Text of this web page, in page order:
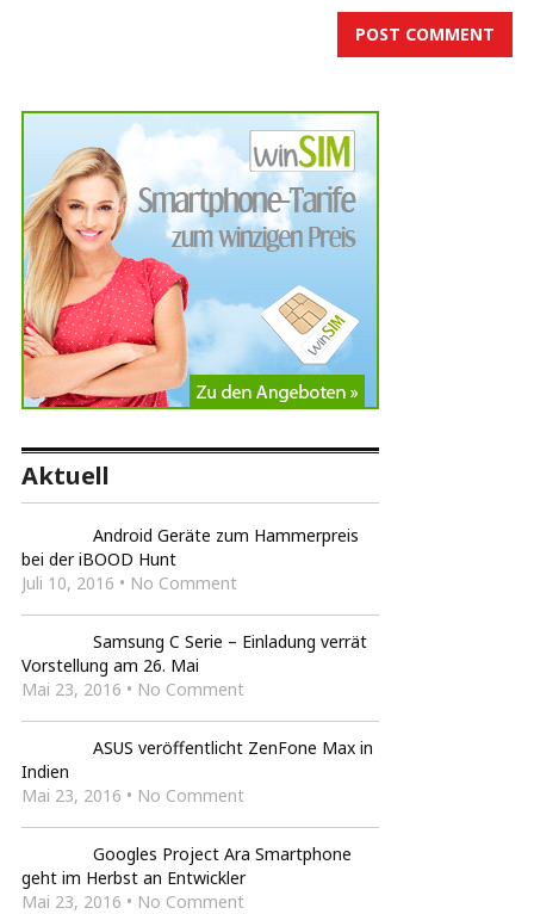
Aktuell
Android Geräte zum Hammerpreis
bei der iBOOD Hunt
Juli 10, 2016 • No Comment
Samsung C Serie – Einladung verrät
Vorstellung am 26. Mai
Mai 23, 2016 • No Comment
ASUS veröffentlicht ZenFone Max in
Indien
Mai 23, 2016 • No Comment
Googles Project Ara Smartphone
geht im Herbst an Entwickler
Mai 23, 2016 • No Comment